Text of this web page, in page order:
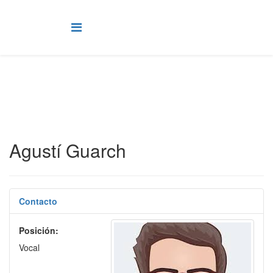
Agustí Guarch
Contacto
Posición:
Vocal